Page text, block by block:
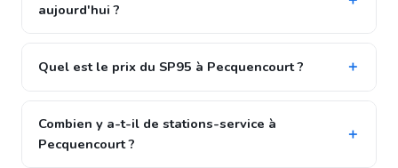
aujourd'hui ?
Quel est le prix du SP95 à Pecquencourt ?
Combien y a-t-il de stations-service à
Pecquencourt ?